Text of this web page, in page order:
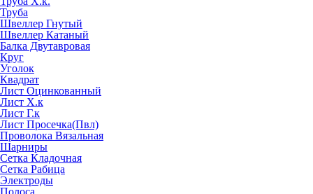
Труба
Швеллер Гнутый
Швеллер Катаный
Балка Двутавровая
Круг
Уголок
Квадрат
Лист Оцинкованный
Лист Х.к
Лист Г.к
Лист Просечка(Пвл)
Проволока Вязальная
Шарниры
Сетка Кладочная
Сетка Рабица
Электроды